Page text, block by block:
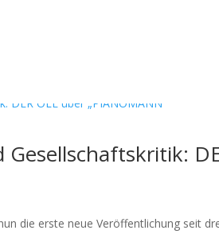
die erste neue Veröffentlichung seit